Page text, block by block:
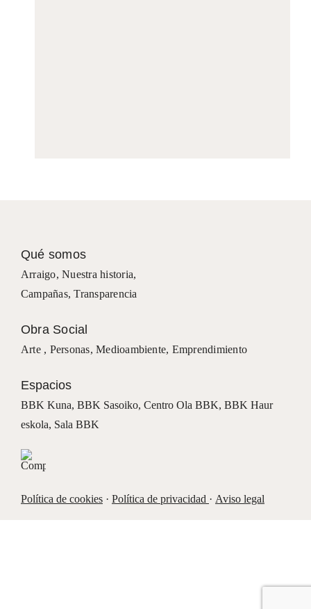
Qué somos
Arraigo,Nuestra historia,
Campañas, Transparencia
Obra Social
Arte , Personas,Medioambiente, Emprendimiento
Espacios
BBK Kuna, BBK Sasoiko, Centro Ola BBK, BBK Haur
eskola, Sala BBK
Política de cookies· Política de privacidad · Aviso legal